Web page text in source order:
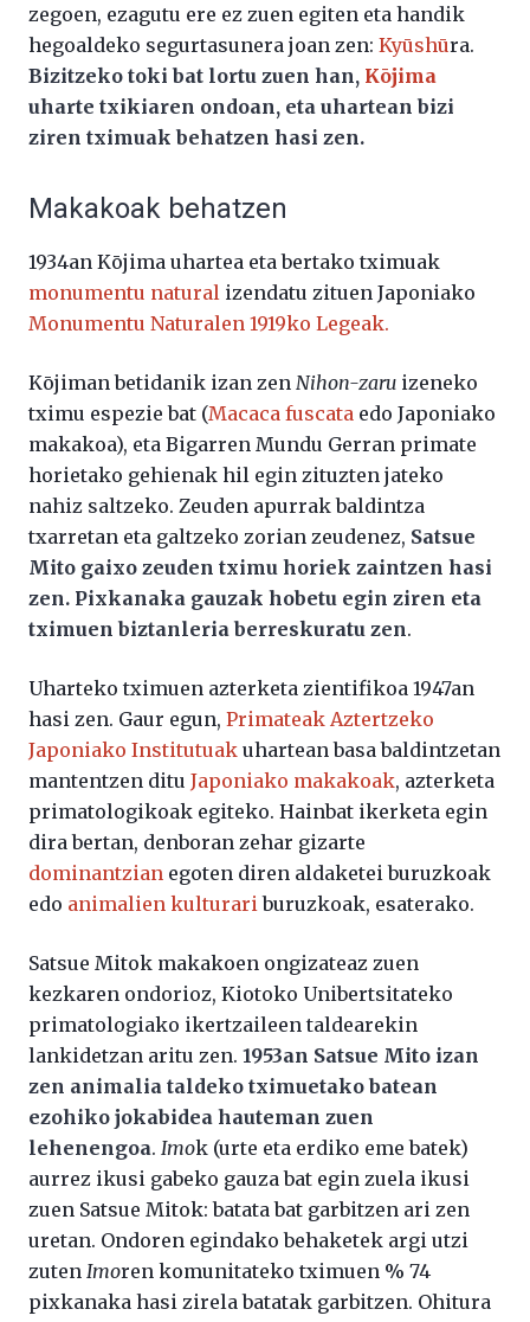
zegoen, ezagutu ere ez zuen egiten eta handik
hegoaldeko segurtasunera joan zen: Kyūshūra.
Bizitzeko toki bat lortu zuen han, Kōjima
uharte txikiaren ondoan, eta uhartean bizi
ziren tximuak behatzen hasi zen.
Makakoak behatzen
1934an Kōjima uhartea eta bertako tximuak
monumentu natural izendatu zituen Japoniako
Monumentu Naturalen 1919ko Legeak.
Kōjiman betidanik izan zen Nihon-zaru izeneko
tximu espezie bat (Macaca fuscata edo Japoniako
makakoa), eta Bigarren Mundu Gerran primate
horietako gehienak hil egin zituzten jateko
nahiz saltzeko. Zeuden apurrak baldintza
txarretan eta galtzeko zorian zeudenez, Satsue
Mito gaixo zeuden tximu horiek zaintzen hasi
zen. Pixkanaka gauzak hobetu egin ziren eta
tximuen biztanleria berreskuratu zen.
Uharteko tximuen azterketa zientifikoa 1947an
hasi zen. Gaur egun, Primateak Aztertzeko
Japoniako Institutuak uhartean basa baldintzetan
mantentzen ditu Japoniako makakoak, azterketa
primatologikoak egiteko. Hainbat ikerketa egin
dira bertan, denboran zehar gizarte
dominantzian egoten diren aldaketei buruzkoak
edo animalien kulturariburuzkoak, esaterako.
Satsue Mitok makakoen ongizateaz zuen
kezkaren ondorioz, Kiotoko Unibertsitateko
primatologiako ikertzaileen taldearekin
lankidetzan aritu zen. 1953an Satsue Mito izan
zen animalia taldeko tximuetako batean
ezohiko jokabidea hauteman zuen
lehenengoa. Imok (urte eta erdiko eme batek)
aurrez ikusi gabeko gauza bat egin zuela ikusi
zuen Satsue Mitok: batata bat garbitzen ari zen
uretan. Ondoren egindako behaketek argi utzi
zuten Imoren komunitateko tximuen % 74
pixkanaka hasi zirela batatak garbitzen. Ohitura